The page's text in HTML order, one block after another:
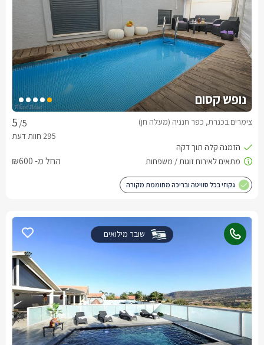
נופש קסום
/5 צימרים בכנרת, כפר חנניה (מעלה חן)
החל מ- ₪600
גקוזי בכל סוויטה ובריכה מחוממת מקורה
שובר מילואים